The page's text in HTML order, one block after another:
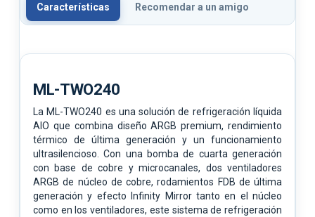
Características Recomendar a un amigo
ML-TWO240
La ML-TWO240 es una solución de refrigeración líquida
AIO que combina diseño ARGB premium, rendimiento
térmico de última generación y un funcionamiento
ultrasilencioso. Con una bomba de cuarta generación
con base de cobre y microcanales, dos ventiladores
ARGB de núcleo de cobre, rodamientos FDB de última
generación y efecto Infinity Mirror tanto en el núcleo
como en los ventiladores, este sistema de refrigeración